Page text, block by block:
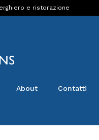
e ristorazione
About Contatti